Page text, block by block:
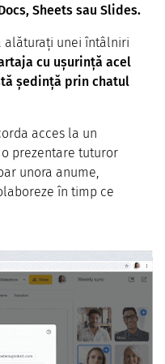
Sheets sau Slides.
alăturați unei întâlniri
cu ușurință acel
ședință prin chatul
acces la un
prezentare tuturor
unora anume,
în timp ce